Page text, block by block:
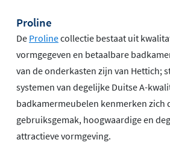
Proline
De Prolinecollectie bestaat uit
vormgegeven en betaalbare
van de onderkasten zijn van Hettich;
systemen van degelijke Duitse A-
badkamermeubelen kenmerken zich
gebruiksgemak, hoogwaardige en
attractieve vormgeving.